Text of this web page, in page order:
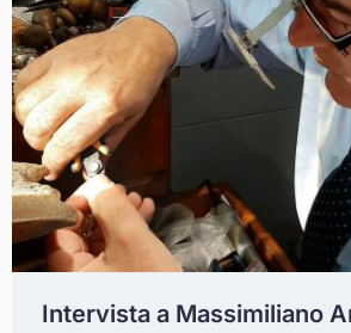
Intervista a Massimiliano